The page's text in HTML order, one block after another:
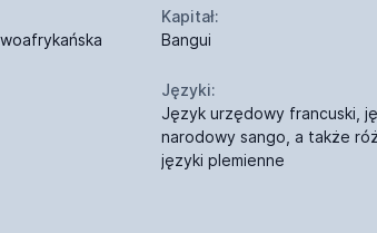
Kapitał:
Bangui
Języki:
Język urzędowy francuski,
narodowy sango, a także
języki plemienne